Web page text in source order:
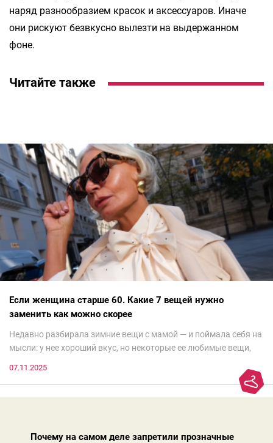
наряд разнообразием красок и аксессуаров. Иначе
они рискуют безвкусно вылезти на выдержанном
фоне.
Читайте также
Если женщина старше 60. Какие 7 вещей нужно
заменить как можно скорее
Недавно разбирала зимние вещи с мамой — и поймала себя на
мысли: у нее хороший вкус, но некоторые ее любимые вещи,
добавляют ей лет.И проблема не в том, что они вышли из
моды. Вовсе нет.Проблема в том, что сама мода сделала шаг
07.11.2025
Почему на самом деле запретили прозначные